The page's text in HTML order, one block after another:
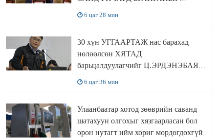
6 цаг 28 мин
30 хүн УГГААРТАЖ нас барахад
нөлөөлсөн ХЯТАД
барьцалдуулагчийг Ц.ЭРДЭНЭБАЯР
6 цаг 36 мин
Улаанбаатар хотод зөөврийн саванд
шатахуун олгохыг хязгаарласан бол
орон нутагт ийм хориг мөрдөгдөхгүй